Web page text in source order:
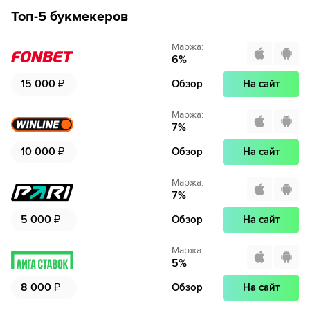
Топ-5 букмекеров
15 000 ₽
Маржа:
6%
Обзор На сайт
10 000 ₽
Маржа:
7%
Обзор На сайт
5 000 ₽
Маржа:
7%
Обзор На сайт
8 000 ₽
Маржа:
5%
Обзор На сайт